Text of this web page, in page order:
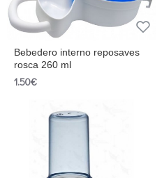
Bebedero interno reposaves
rosca 260 ml
1.50€